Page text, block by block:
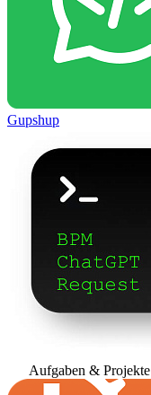
Gupshup
Aufgaben & Projekte